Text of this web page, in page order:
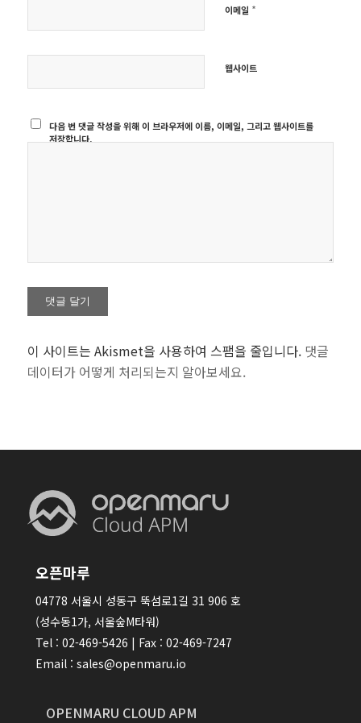
이메일 *
웹사이트
다음 번 댓글 작성을 위해 이 브라우저에 이름, 이메일, 그리고 웹사이트를
저장합니다.
이 사이트는 Akismet을 사용하여 스팸을 줄입니다. 댓글
데이터가 어떻게 처리되는지 알아보세요.
오픈마루
04778 서울시 성동구 뚝섬로1길 31 906 호
(성수동1가, 서울숲M타워)
Tel : 02-469-5426 | Fax : 02-469-7247
Email : sales@openmaru.io
OPENMARU CLOUD APM